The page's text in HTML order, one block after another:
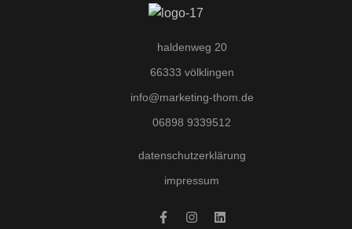
haldenweg 20
66333 völklingen
info@marketing-thom.de
06898 9339512
datenschutzerklärung
impressum